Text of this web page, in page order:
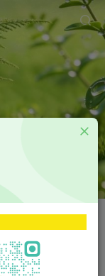
源码
视源码
视源码